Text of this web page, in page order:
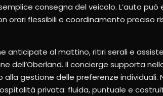
consegna del veicolo. L’auto
orari flessibili e coordinamento preciso
anticipate al mattino, ritiri serali e
dell’Oberland. Il concierge supporta
gestione delle preferenze individuali.
privata: fluida, puntuale e